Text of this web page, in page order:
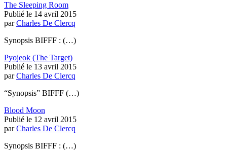
The Sleeping Room
Publié le 14 avril 2015
parCharles De Clercq
Synopsis BIFFF : (…)
Pyojeok (The Target)
Publié le 13 avril 2015
parCharles De Clercq
“Synopsis” BIFFF (…)
Blood Moon
Publié le 12 avril 2015
parCharles De Clercq
Synopsis BIFFF : (…)